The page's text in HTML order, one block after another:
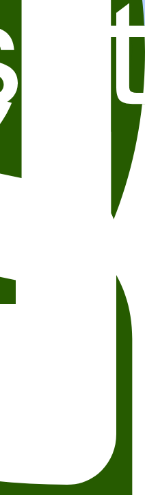
dyr og mennesker.